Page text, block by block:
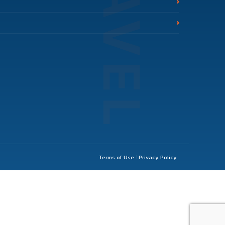
Terms of Use Privacy Policy